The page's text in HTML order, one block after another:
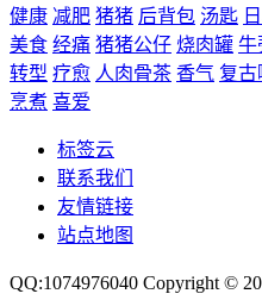
健康 减肥 猪猪 后背包 汤匙
美食 经痛 猪猪公仔 烧肉罐 牛
转型 疗愈 人肉骨茶 香气 复古
烹煮 喜爱
标签云
联系我们
友情链接
站点地图
QQ:1074976040 Copyright ©